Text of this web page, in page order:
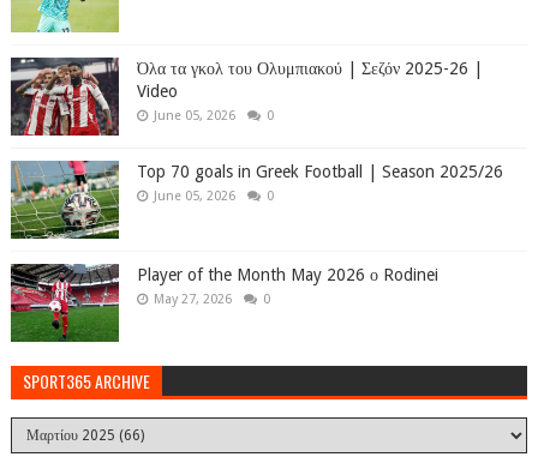
Όλα τα γκολ του Ολυμπιακού | Σεζόν 2025-26 |
Video
June 05, 2026 0
Top 70 goals in Greek Football | Season 2025/26
June 05, 2026 0
Player of the Month May 2026 ο Rodinei
May 27, 2026 0
SPORT365 ARCHIVE